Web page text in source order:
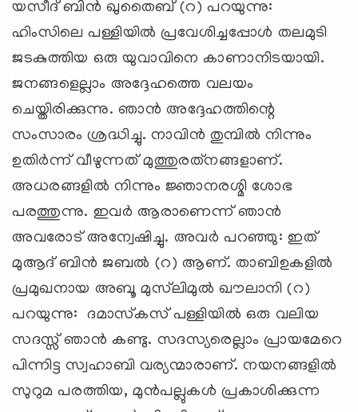
യസീദ് ബിന്‍ ഖുതൈബ് (റ) പറയുന്നു:
ഹിംസിലെ പള്ളിയില്‍ പ്രവേശിച്ചപ്പോള്‍ തലമുടി
ജടകുത്തിയ ഒരു യുവാവിനെ കാണാനിടയായി.
ജനങ്ങളെല്ലാം അദ്ദേഹത്തെ വലയം
ചെയ്തിരിക്കുന്നു. ഞാന്‍ അദ്ദേഹത്തിന്റെ
സംസാരം ശ്രദ്ധിച്ചു. നാവിന്‍ തുമ്പില്‍ നിന്നും
ഉതിര്‍ന്ന് വീഴുന്നത് മുത്തുരത്‌നങ്ങളാണ്.
അധരങ്ങളില്‍ നിന്നും ജ്ഞാനരശ്മി ശോഭ
പരത്തുന്നു. ഇവര്‍ ആരാണെന്ന് ഞാന്‍
അവരോട് അന്വേഷിച്ചു. അവര്‍ പറഞ്ഞു: ഇത്
മുആദ് ബിന്‍ ജബല്‍ (റ) ആണ്. താബിഉകളില്‍
പ്രമുഖനായ അബൂ മുസ്‍ലിമുല്‍ ഖൗലാനി (റ)
പറയുന്നു: ദമാസ്‌കസ് പള്ളിയില്‍ ഒരു വലിയ
സദസ്സ് ഞാന്‍ കണ്ടു. സദസ്യരെല്ലാം പ്രായമേറെ
പിന്നിട്ട സ്വഹാബി വര്യന്മാരാണ്. നയനങ്ങളില്‍
സുറുമ പരത്തിയ, മുന്‍പല്ലുകള്‍ പ്രകാശിക്കുന്ന